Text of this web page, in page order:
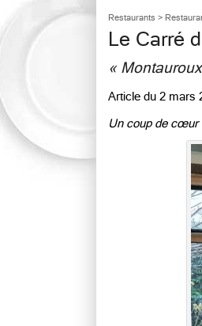
Restaurants >
Le Carré
«
Article du 2 mars
Un coup de cœur